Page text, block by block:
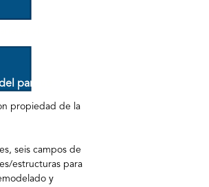
parque
propiedad de la
seis campos de
estructuras para
y